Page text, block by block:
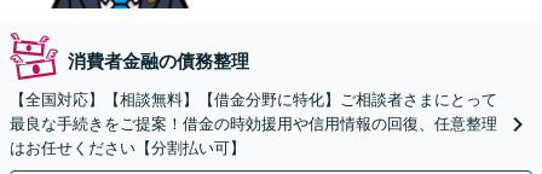
消費者金融の債務整理
【全国対応】【相談無料】【借金分野に特化】ご相談者さまにとって
最良な手続きをご提案！借金の時効援用や信用情報の回復、任意整理
はお任せください【分割払い可】